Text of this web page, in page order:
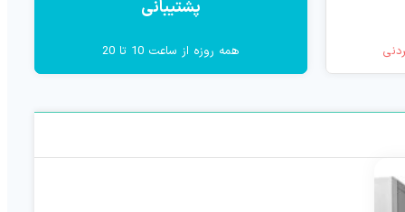
پشتیبانی
همه روزه از ساعت 10 تا 20